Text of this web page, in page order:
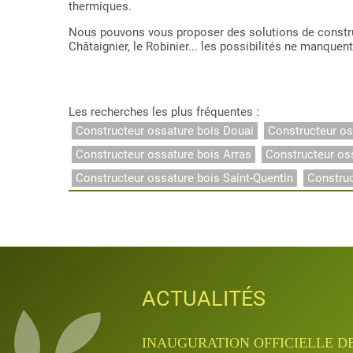
thermiques.
Nous pouvons vous proposer des solutions de
Châtaignier, le Robinier... les possibilités ne
Les recherches les plus fréquentes :
Constructeur ossature bois Douai
Constructeur
Constructeur ossature bois Arras
Constructeur
Constructeur ossature bois Saint-Quentin
ACTUALITÉS
INAUGURATION QUANTA
ACTUALITÉS
INAUGURATION OFFICIELLE
ACTUALITÉS
JOURNÉES PORTES OUVERTES
ACTUALITÉS
APPRENTISSAGE &
ACTUALITÉS
APPRENTISSAGE &